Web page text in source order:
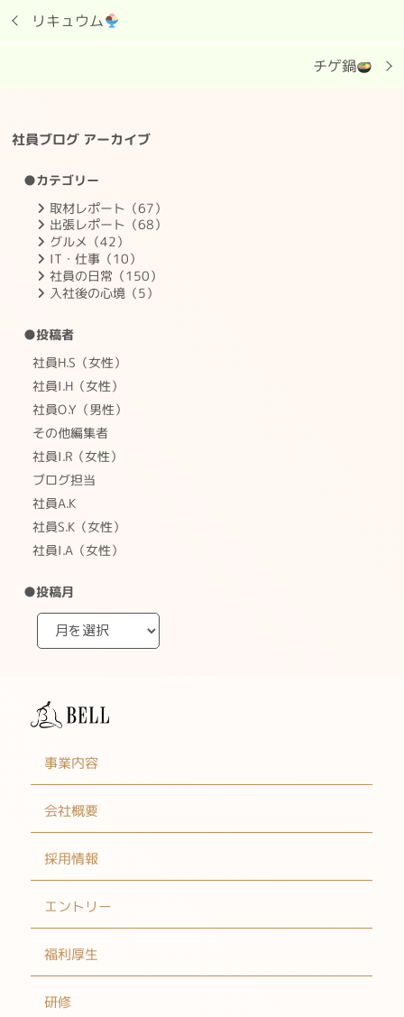
リキュウム
チゲ鍋
社員ブログ アーカイブ
●カテゴリー
取材レポート（67）
出張レポート（68）
グルメ（42）
IT・仕事（10）
社員の日常（150）
入社後の心境（5）
●投稿者
社員H.S（女性）
社員I.H（女性）
社員O.Y（男性）
その他編集者
社員I.R（女性）
ブログ担当
社員A.K
社員S.K（女性）
社員I.A（女性）
●投稿月
事業内容
会社概要
採用情報
エントリー
福利厚生
研修